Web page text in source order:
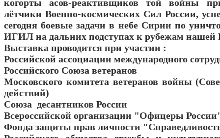
когорты асов-реактивщиков той войны
лётчики Военно-космических Сил России,
сегодня боевые задачи в небе Сирии по
ИГИЛ на дальних подступах к рубежам нашей
Выставка проводится при участии :
Российской ассоциации международного
Российского Союза ветеранов
Московского комитета ветеранов войны
действий)
Союза десантников России
Всероссийской организации "Офицеры
Фонда защиты прав личности